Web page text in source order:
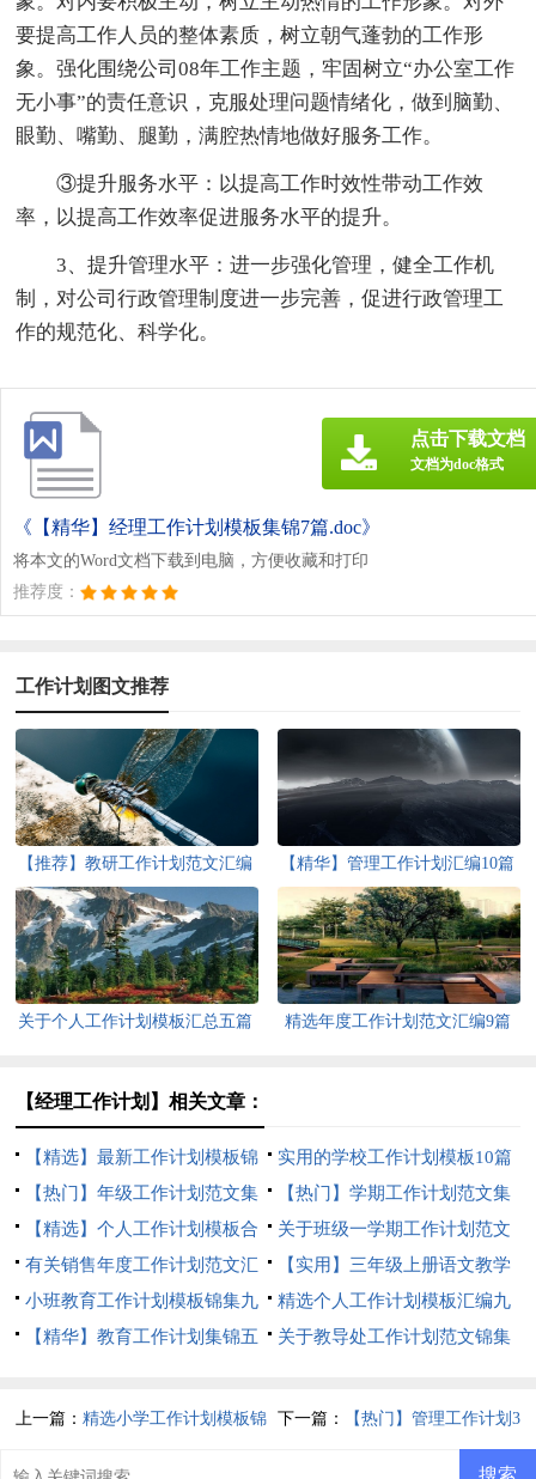
要提高工作人员的整体素质，树立朝气蓬勃的工作形
象。强化围绕公司08年工作主题，牢固树立“办公室工作
无小事”的责任意识，克服处理问题情绪化，做到脑勤、
眼勤、嘴勤、腿勤，满腔热情地做好服务工作。
③提升服务水平：以提高工作时效性带动工作效
率，以提高工作效率促进服务水平的提升。
3、提升管理水平：进一步强化管理，健全工作机
制，对公司行政管理制度进一步完善，促进行政管理工
作的规范化、科学化。
《【精华】经理工作计划模板集锦7篇.doc》
将本文的Word文档下载到电脑，方便收藏和打印
推荐度：
点击下载文档
文档为doc格式
工作计划图文推荐
【推荐】教研工作计划范文汇编
五篇
【精华】管理工作计划汇编10篇
关于个人工作计划模板汇总五篇 精选年度工作计划范文汇编9篇
【经理工作计划】相关文章：
【精选】最新工作计划模板锦
集八篇
实用的学校工作计划模板10篇
【热门】年级工作计划范文集
合八篇
【热门】学期工作计划范文集
锦8篇
【精选】个人工作计划模板合
集7篇
关于班级一学期工作计划范文
锦集九篇
有关销售年度工作计划范文汇
总九篇
【实用】三年级上册语文教学
工作计划3篇
小班教育工作计划模板锦集九
篇
精选个人工作计划模板汇编九
篇
【精华】教育工作计划集锦五
关于教导处工作计划范文锦集
上一篇：精选小学工作计划模板锦 下一篇： 【热门】管理工作计划3